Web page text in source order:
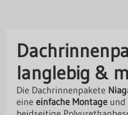
langlebig &
Die Dachrinnenpakete
eine einfache Montage und